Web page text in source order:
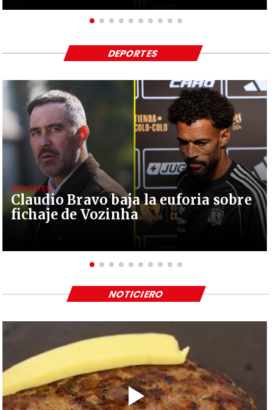
Claudio Bravo baja la euforia sobre
fichaje de Vozinha
DEPORTES
DEPORTES
NOTICIERO